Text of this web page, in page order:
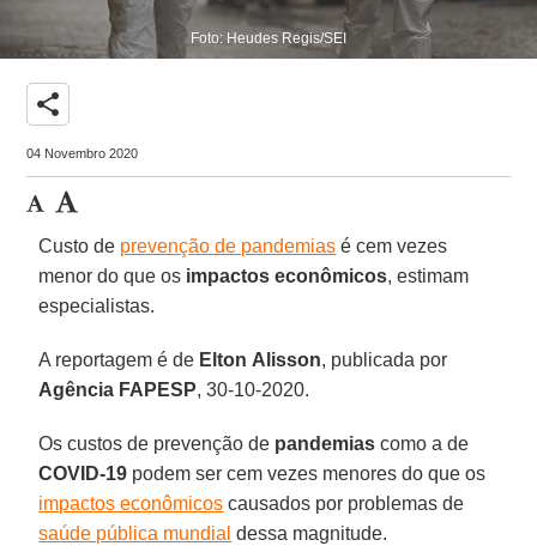
Foto: Heudes Regis/SEI
share
04 Novembro 2020
Custo de prevenção de pandemias é cem vezes
menor do que os impactos econômicos, estimam
especialistas.
A reportagem é de Elton Alisson, publicada por
Agência FAPESP, 30-10-2020.
Os custos de prevenção de pandemias como a de
COVID-19 podem ser cem vezes menores do que os
impactos econômicos causados por problemas de
saúde pública mundial dessa magnitude.